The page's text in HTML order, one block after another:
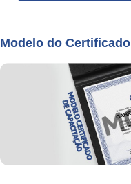
Modelo do Certificado